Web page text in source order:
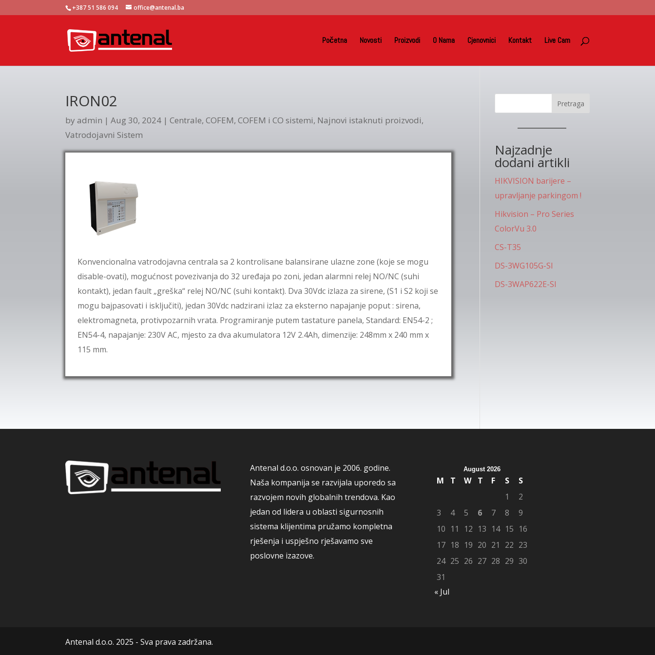
+387 51 586 094 office@antenal.ba
Početna Novosti Proizvodi O Nama Cjenovnici Kontakt Live Cam
IRON02
byadmin |Aug 30, 2024 |Centrale,COFEM,COFEM i CO sistemi, Najnovi istaknuti proizvodi,
Vatrodojavni Sistem
Konvencionalna vatrodojavna centrala sa 2 kontrolisane balansirane ulazne zone (koje se mogu
disable-ovati), mogućnost povezivanja do 32 uređaja po zoni, jedan alarmni relej NO/NC (suhi
kontakt), jedan fault „greška“ relej NO/NC (suhi kontakt). Dva 30Vdc izlaza za sirene, (S1 i S2 koji se
mogu bajpasovati i isključiti), jedan 30Vdc nadzirani izlaz za eksterno napajanje poput : sirena,
elektromagneta, protivpozarnih vrata. Programiranje putem tastature panela, Standard: EN54-2 ;
EN54-4, napajanje: 230V AC, mjesto za dva akumulatora 12V 2.4Ah, dimenzije: 248mm x 240 mm x
115 mm.
Pretraga
Najzadnje
dodani artikli
HIKVISION barijere –
upravljanje parkingom !
Hikvision – Pro Series
ColorVu 3.0
CS-T35
DS-3WG105G-SI
DS-3WAP622E-SI
Antenal d.o.o. osnovan je 2006. godine.
Naša kompanija se razvijala uporedo sa
razvojem novih globalnih trendova. Kao
jedan od lidera u oblasti sigurnosnih
sistema klijentima pružamo kompletna
rješenja i uspješno rješavamo sve
poslovne izazove.
August 2026
M T W T F S
S
1
2
3
4 5 6 7 8
9
10 11 12 13 14 15 16
17 18 19 20 21 22 23
24 25 26 27 28 29 30
31
« Jul
Antenal d.o.o. 2025 - Sva prava zadržana.